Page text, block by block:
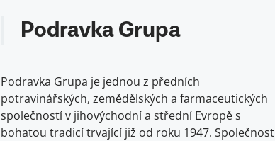
Podravka Grupa
Podravka Grupa je jednou z předních
potravinářských, zemědělských a farmaceutických
společností v jihovýchodní a střední Evropě s
bohatou tradicí trvající již od roku 1947. Společnost